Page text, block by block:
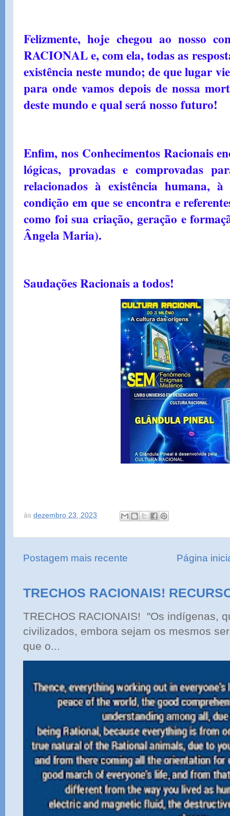
Felizmente, hoje chegou ao nosso
RACIONAL e, com ela, todas as
existência neste mundo; de que lugar
para onde vamos depois de nossa
deste mundo e qual será nosso futuro!
Enfim, nos Conhecimentos Racionais
lógicas, provadas e comprovadas
relacionados à existência humana,
condição em que se encontra e
como foi sua criação, geração e
Ângela Maria).
Saudações Racionais a todos!
às dezembro 23, 2023
Postagem mais recente Página
TRECHOS RACIONAIS!
TRECHOS RACIONAIS! "Os indígenas,
civilizados, embora sejam os mesmos
que o...